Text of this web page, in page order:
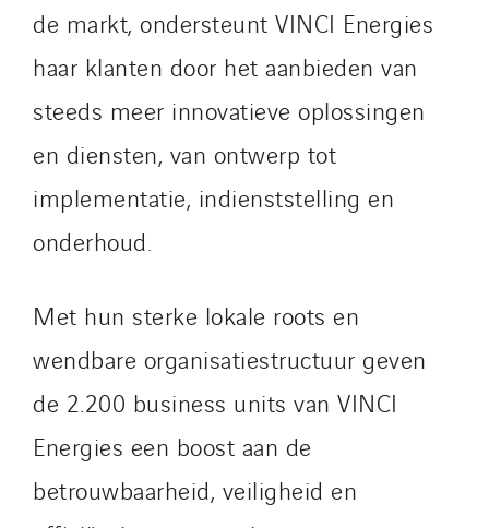
de markt, ondersteunt VINCI Energies
haar klanten door het aanbieden van
steeds meer innovatieve oplossingen
en diensten, van ontwerp tot
implementatie, indienststelling en
onderhoud.
Met hun sterke lokale roots en
wendbare organisatiestructuur geven
de 2.200 business units van VINCI
Energies een boost aan de
betrouwbaarheid, veiligheid en